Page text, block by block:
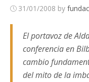
31/01/2008 by
El portavoz de
conferencia en
cambio
del mito de la